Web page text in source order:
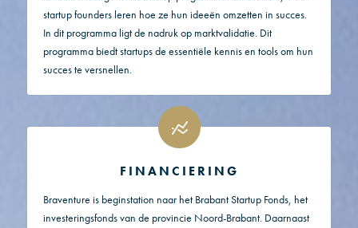
startup founders leren hoe ze hun ideeën omzetten in succes.
In dit programma ligt de nadruk op marktvalidatie. Dit
programma biedt startups de essentiële kennis en tools om hun
succes te versnellen.
FINANCIERING
Braventure is beginstation naar het Brabant Startup Fonds, het
investeringsfonds van de provincie Noord-Brabant. Daarnaast